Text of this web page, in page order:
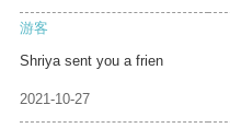
游客
Shriya sent you a frien
2021-10-27